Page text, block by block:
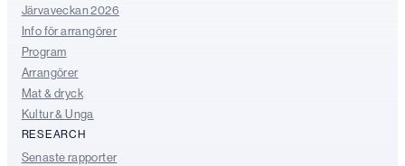
Järvaveckan 2026
Info för arrangörer
Program
Arrangörer
Mat & dryck
Kultur & Unga
RESEARCH
Senaste rapporter